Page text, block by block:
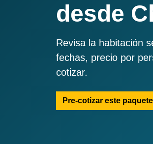
desde
Revisa la habitación
fechas, precio por
cotizar.
Pre-cotizar este paquete